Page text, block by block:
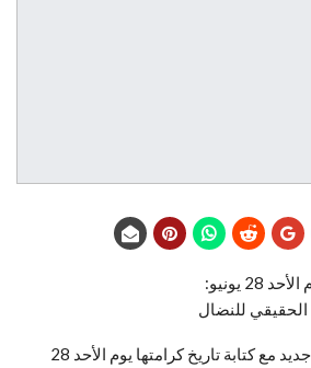
يونيو:
للنضال
الطبقة العاملة في موعد جديد مع كتابة تاريخ كرامتها يوم الأحد 28